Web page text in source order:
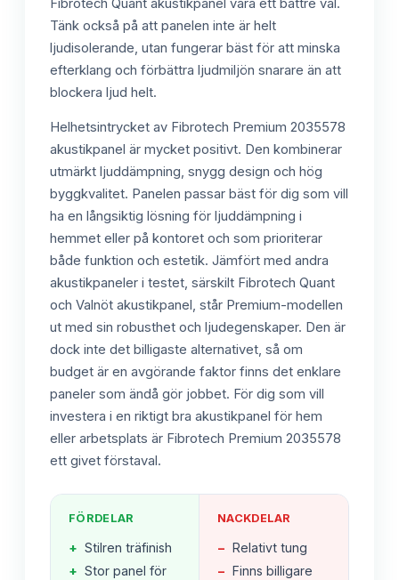
Fibrotech Quant akustikpanel vara ett bättre val.
Tänk också på att panelen inte är helt
ljudisolerande, utan fungerar bäst för att minska
efterklang och förbättra ljudmiljön snarare än att
blockera ljud helt.
Helhetsintrycket av Fibrotech Premium 2035578
akustikpanel är mycket positivt. Den kombinerar
utmärkt ljuddämpning, snygg design och hög
byggkvalitet. Panelen passar bäst för dig som vill
ha en långsiktig lösning för ljuddämpning i
hemmet eller på kontoret och som prioriterar
både funktion och estetik. Jämfört med andra
akustikpaneler i testet, särskilt Fibrotech Quant
och Valnöt akustikpanel, står Premium-modellen
ut med sin robusthet och ljudegenskaper. Den är
dock inte det billigaste alternativet, så om
budget är en avgörande faktor finns det enklare
paneler som ändå gör jobbet. För dig som vill
investera i en riktigt bra akustikpanel för hem
eller arbetsplats är Fibrotech Premium 2035578
ett givet förstaval.
FÖRDELAR
+ Stilren träfinish
+ Stor panel för
NACKDELAR
− Relativt tung
− Finns billigare